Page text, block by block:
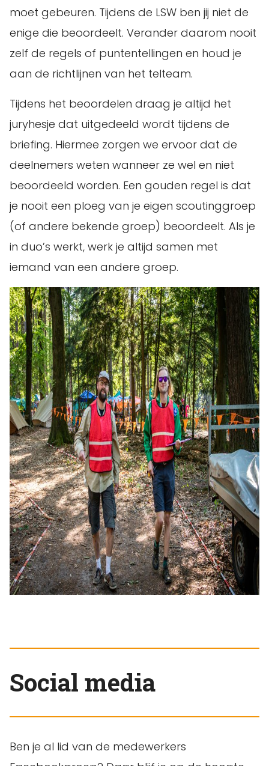
moet gebeuren. Tijdens de LSW ben jij niet de
enige die beoordeelt. Verander daarom nooit
zelf de regels of puntentellingen en houd je
aan de richtlijnen van het telteam.
Tijdens het beoordelen draag je altijd het
juryhesje dat uitgedeeld wordt tijdens de
briefing. Hiermee zorgen we ervoor dat de
deelnemers weten wanneer ze wel en niet
beoordeeld worden. Een gouden regel is dat
je nooit een ploeg van je eigen scoutinggroep
(of andere bekende groep) beoordeelt. Als je
in duo’s werkt, werk je altijd samen met
iemand van een andere groep.
Social media
Ben je al lid van de medewerkers